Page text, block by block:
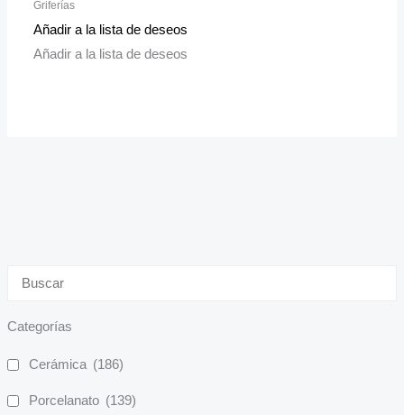
Categorías
Cerámica (186)
Porcelanato (139)
Griferías
Añadir a la lista de deseos
Añadir a la lista de deseos